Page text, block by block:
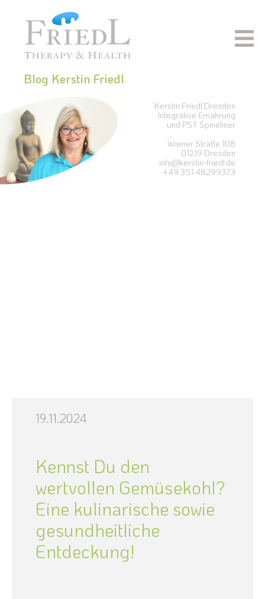
Blog Kerstin Friedl
Kerstin Friedl Dresden
Integrative Ernährung
und PST Spineliner
Wiener Straße 108
01219 Dresden
info@kerstin-friedl.de
+49 351 48299373
19.11.2024
Kennst Du den
wertvollen Gemüsekohl?
Eine kulinarische sowie
gesundheitliche
Entdeckung!